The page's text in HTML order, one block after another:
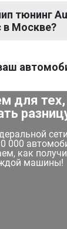
тюнинг
в Москве?
для
000
как
машины!